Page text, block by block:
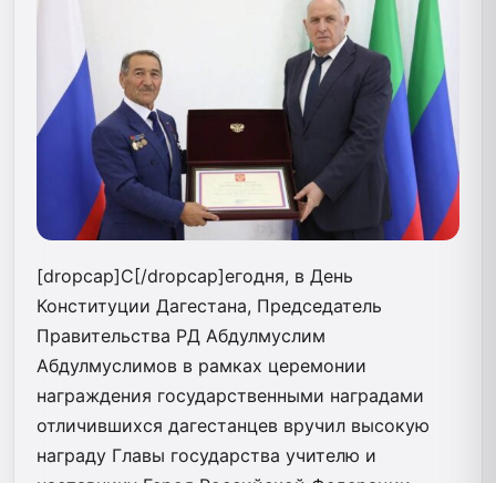
[dropcap]С[/dropcap]егодня, в День
Конституции Дагестана, Председатель
Правительства РД Абдулмуслим
Абдулмуслимов в рамках церемонии
награждения государственными наградами
отличившихся дагестанцев вручил высокую
награду Главы государства учителю и